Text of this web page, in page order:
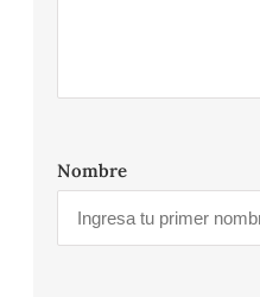
Nombre